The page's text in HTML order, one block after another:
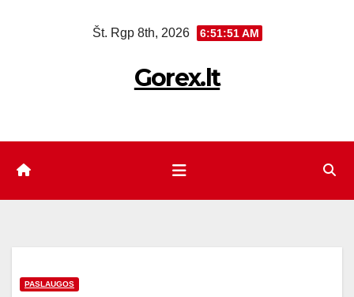
Št. Rgp 8th, 2026 6:51:52 AM
Gorex.lt
PASLAUGOS